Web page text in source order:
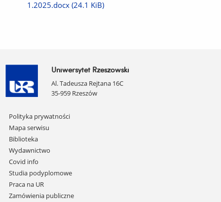
plik
1.2025.docx (24.1 KiB)
Uniwersytet Rzeszowski
Al. Tadeusza Rejtana 16C
35-959 Rzeszów
Pomiń
nawigację
i
przejdź
do
treści
Polityka prywatności
Mapa serwisu
Biblioteka
Wydawnictwo
Covid info
Studia podyplomowe
Praca na UR
Zamówienia publiczne